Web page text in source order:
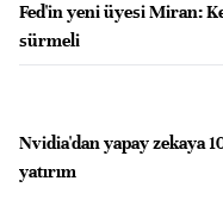
Fed'in yeni üyesi Miran:
sürmeli
Nvidia'dan yapay zekaya
yatırım